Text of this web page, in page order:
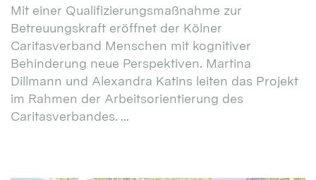
Mit einer Qualifizierungsmaßnahme zur
Betreuungskraft eröffnet der Kölner
Caritasverband Menschen mit kognitiver
Behinderung neue Perspektiven. Martina
Dillmann und Alexandra Katins leiten das Projekt
im Rahmen der Arbeitsorientierung des
Caritasverbandes. ...